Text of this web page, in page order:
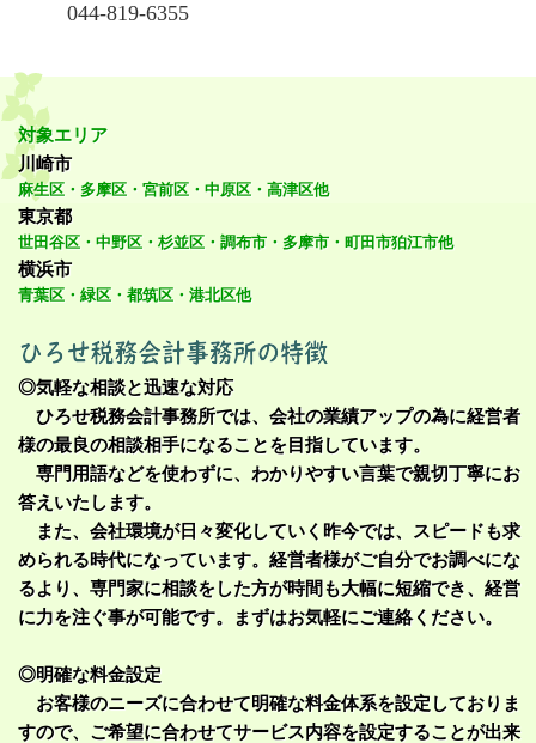
044-819-6355
対象エリア
川崎市
麻生区・多摩区・宮前区・中原区・高津区他
東京都
世田谷区・中野区・杉並区・調布市・多摩市・町田市狛江市他
横浜市
青葉区・緑区・都筑区・港北区他
◎気軽な相談と迅速な対応
ひろせ税務会計事務所では、会社の業績アップの為に経営者
様の最良の相談相手になることを目指しています。
専門用語などを使わずに、わかりやすい言葉で親切丁寧にお
答えいたします。
また、会社環境が日々変化していく昨今では、スピードも求
められる時代になっています。経営者様がご自分でお調べにな
るより、専門家に相談をした方が時間も大幅に短縮でき、経営
に力を注ぐ事が可能です。まずはお気軽にご連絡ください。
◎明確な料金設定
お客様のニーズに合わせて明確な料金体系を設定しておりま
すので、ご希望に合わせてサービス内容を設定することが出来